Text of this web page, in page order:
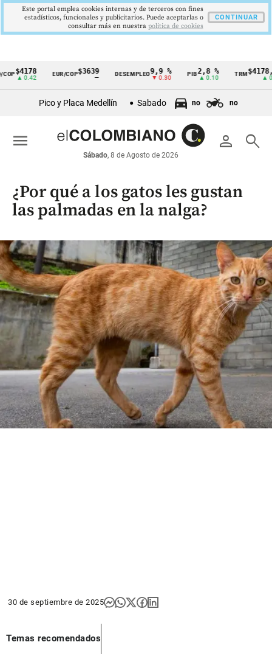
Cintillo
económicos
Colombia
$4178
▲ 0.42
EUR/COP$3639 DESEMPLEO 9,9 %
▼ 0.30
PIB2,8 %
▲ 0.10
TRM
▲
Pico y Placa Medellín Sabado no no
person search
Sábado, 8 de Agosto de 2026
menu
¿Por qué a los gatos les gustan
las palmadas en la nalga?
30 de septiembre de 2025
Temas recomendados
Este portal emplea cookies internas y de terceros con fines
estadísticos, funcionales y publicitarios. Puede aceptarlas o
consultar más en nuestra politica de cookies
CONTINUAR